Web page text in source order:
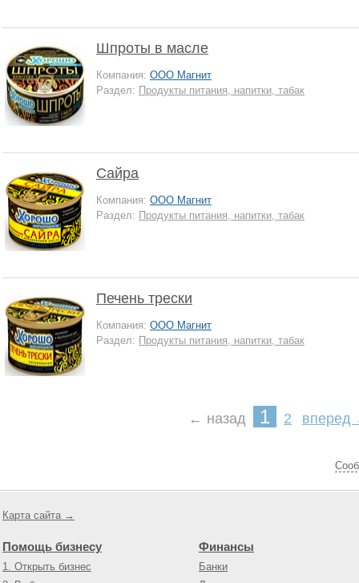
Шпроты в масле
Компания: ООО Магнит
Раздел: Продукты питания, напитки, табак
Сайра
Компания: ООО Магнит
Раздел: Продукты питания, напитки, табак
Печень трески
Компания: ООО Магнит
Раздел: Продукты питания, напитки, табак
← назад 1 2 вперед
Карта сайта →
Помощь бизнесу
1. Открыть бизнес
Финансы
Банки